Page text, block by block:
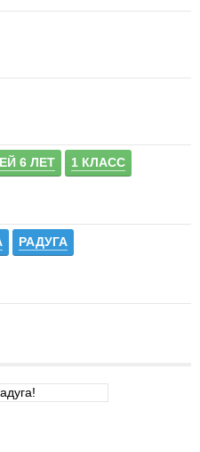
6 ЛЕТ 1 КЛАСС
РАДУГА